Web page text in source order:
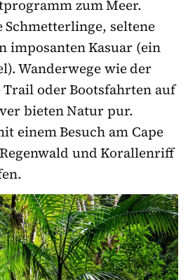
zum Meer.
Schmetterlinge, seltene
imposanten Kasuar (ein
Wanderwege wie der
Trail oder Bootsfahrten auf
bieten Natur pur.
einem Besuch am Cape
und Korallenriff